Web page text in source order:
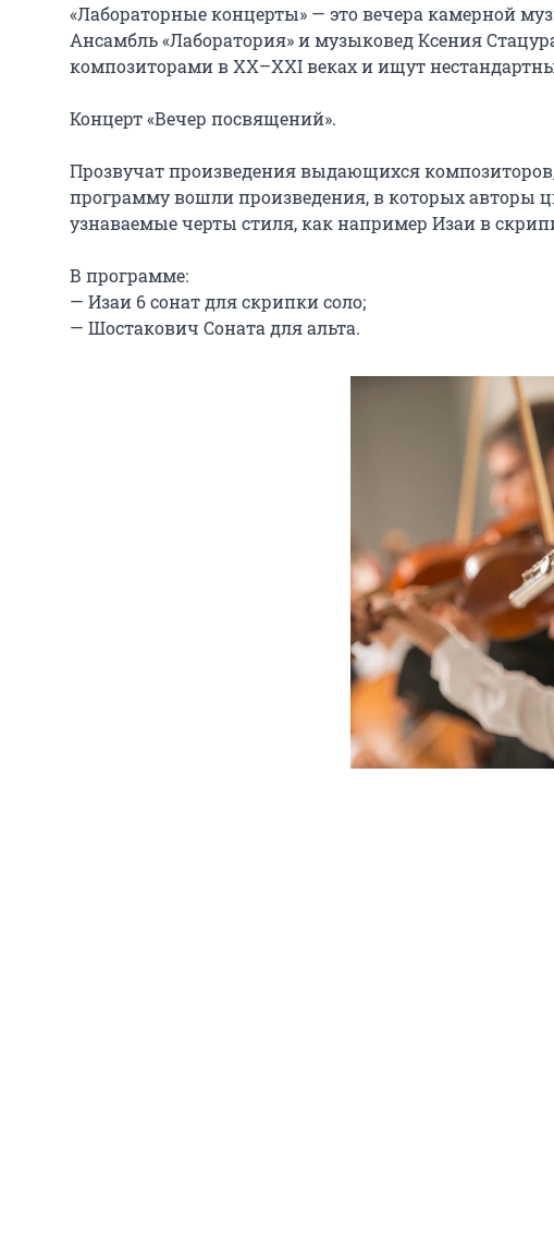
«Лабораторные концерты» — это вечера камерной
Ансамбль «Лаборатория» и музыковед Ксения
композиторами в ХХ–XXI веках и ищут
Концерт «Вечер посвящений».
Прозвучат произведения выдающихся
программу вошли произведения, в которых авторы
узнаваемые черты стиля, как например Изаи в
В программе:
— Изаи 6 сонат для скрипки соло;
— Шостакович Соната для альта.